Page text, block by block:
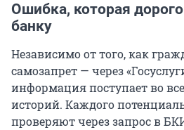
Ошибка, которая
банку
Независимо от того, как
самозапрет — через
информация поступает во
историй. Каждого
проверяют через запрос в